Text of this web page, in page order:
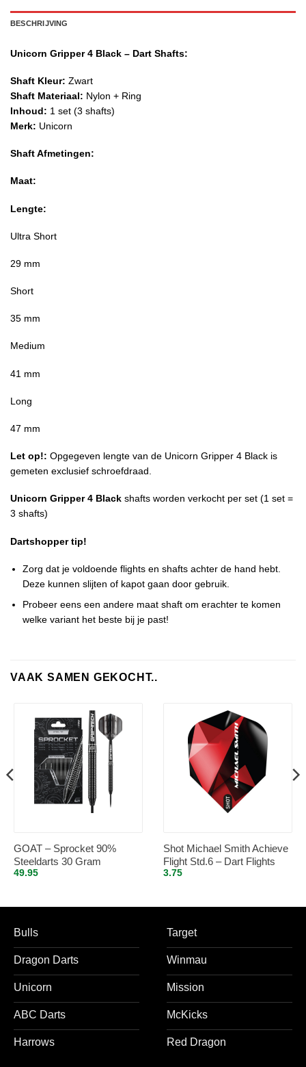
BESCHRIJVING
Unicorn Gripper 4 Black – Dart Shafts:
Shaft Kleur: Zwart
Shaft Materiaal: Nylon + Ring
Inhoud: 1 set (3 shafts)
Merk: Unicorn
Shaft Afmetingen:
Maat:
Lengte:
Ultra Short
29 mm
Short
35 mm
Medium
41 mm
Long
47 mm
Let op!: Opgegeven lengte van de Unicorn Gripper 4 Black is
gemeten exclusief schroefdraad.
Unicorn Gripper 4 Black shafts worden verkocht per set (1 set =
3 shafts)
Dartshopper tip!
Zorg dat je voldoende flights en shafts achter de hand hebt.
Deze kunnen slijten of kapot gaan door gebruik.
Probeer eens een andere maat shaft om erachter te komen
welke variant het beste bij je past!
VAAK SAMEN GEKOCHT..
GOAT – Sprocket 90%
Steeldarts 30 Gram
49.95
Shot Michael Smith Achieve
Flight Std.6 – Dart Flights
3.75
Bulls
Dragon Darts
Unicorn
ABC Darts
Harrows
Target
Winmau
Mission
McKicks
Red Dragon